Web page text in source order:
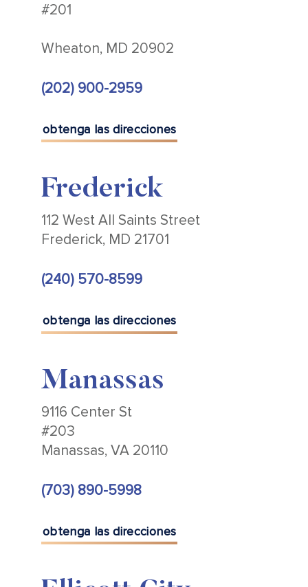
#201
Wheaton, MD 20902
(202) 900-2959
obtenga las direcciones
Frederick
112 West All Saints Street
Frederick, MD 21701
(240) 570-8599
obtenga las direcciones
Manassas
9116 Center St
#203
Manassas, VA 20110
(703) 890-5998
obtenga las direcciones